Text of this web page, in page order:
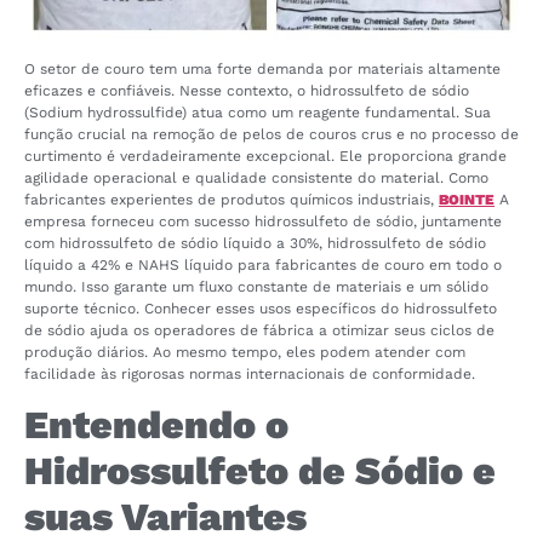
O setor de couro tem uma forte demanda por materiais altamente
eficazes e confiáveis. Nesse contexto, o hidrossulfeto de sódio
(Sodium hydrossulfide) atua como um reagente fundamental. Sua
função crucial na remoção de pelos de couros crus e no processo de
curtimento é verdadeiramente excepcional. Ele proporciona grande
agilidade operacional e qualidade consistente do material. Como
fabricantes experientes de produtos químicos industriais, BOINTE A
empresa forneceu com sucesso hidrossulfeto de sódio, juntamente
com hidrossulfeto de sódio líquido a 30%, hidrossulfeto de sódio
líquido a 42% e NAHS líquido para fabricantes de couro em todo o
mundo. Isso garante um fluxo constante de materiais e um sólido
suporte técnico. Conhecer esses usos específicos do hidrossulfeto
de sódio ajuda os operadores de fábrica a otimizar seus ciclos de
produção diários. Ao mesmo tempo, eles podem atender com
facilidade às rigorosas normas internacionais de conformidade.
Entendendo o
Hidrossulfeto de Sódio e
suas Variantes